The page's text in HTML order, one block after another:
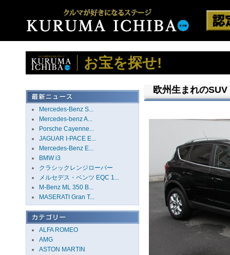
お宝を探せ!
Mercedes-Benz S...
Mercedes-benz A...
Porsche Cayenne...
JAGUAR I-PACE E...
Mercedes-Benz E...
BMW i3
クラシックレンジローバー
メルセデス・ベンツ EQC 1...
M-Benz ML 350 B...
MASERATI Gran T...
ALFA ROMEO
AMG
ASTON MARTIN
欧州生まれの